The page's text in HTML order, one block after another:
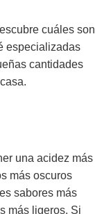
cuáles son
especializadas
cantidades
una acidez más
más oscuros
sabores más
más ligeros. Si